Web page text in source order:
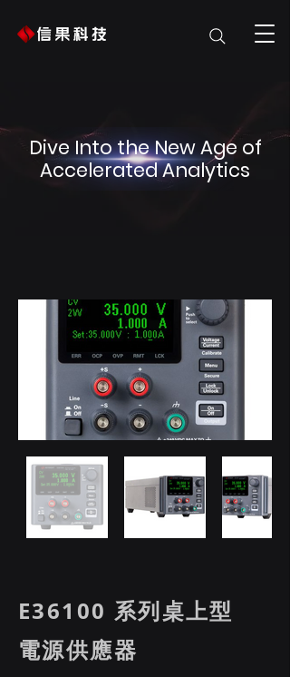
Dive Into the New Age of
Accelerated Analytics
E36100 系列桌上型
電源供應器